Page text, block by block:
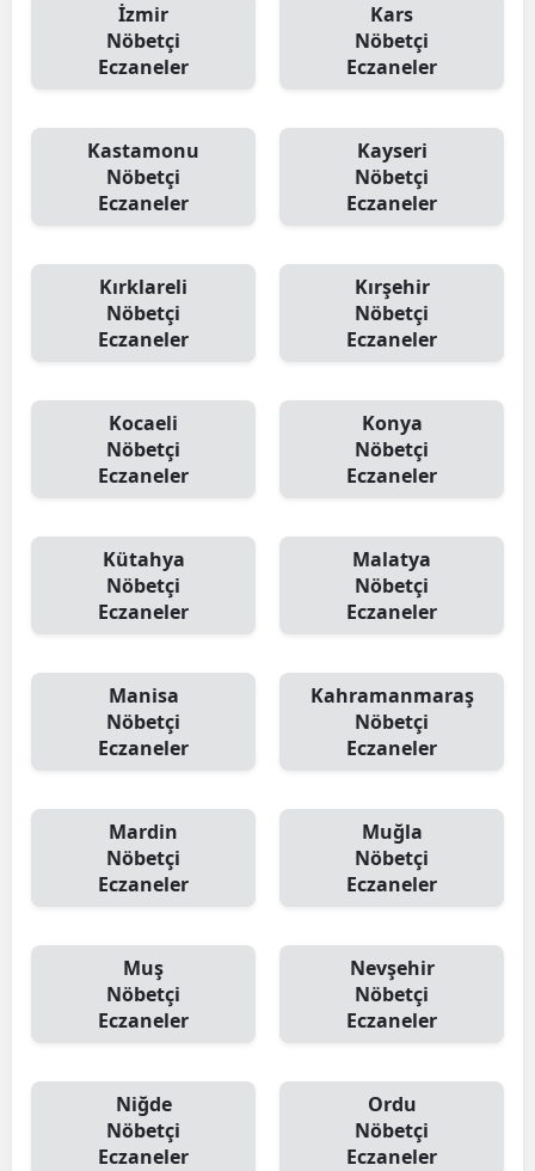
İzmir
Nöbetçi
Eczaneler
Kars
Nöbetçi
Eczaneler
Kastamonu
Nöbetçi
Eczaneler
Kayseri
Nöbetçi
Eczaneler
Kırklareli
Nöbetçi
Eczaneler
Kırşehir
Nöbetçi
Eczaneler
Kocaeli
Nöbetçi
Eczaneler
Konya
Nöbetçi
Eczaneler
Kütahya
Nöbetçi
Eczaneler
Malatya
Nöbetçi
Eczaneler
Manisa
Nöbetçi
Eczaneler
Kahramanmaraş
Nöbetçi
Eczaneler
Mardin
Nöbetçi
Eczaneler
Muğla
Nöbetçi
Eczaneler
Muş
Nöbetçi
Eczaneler
Nevşehir
Nöbetçi
Eczaneler
Niğde
Nöbetçi
Eczaneler
Ordu
Nöbetçi
Eczaneler